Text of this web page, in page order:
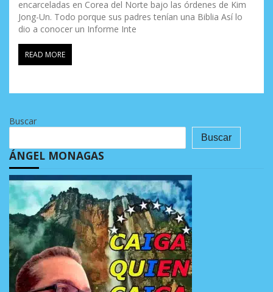
encarceladas en Corea del Norte bajo las órdenes de Kim
Jong-Un. Todo porque sus padres tenían una Biblia Así lo
dio a conocer un Informe Inte
READ MORE
Buscar
Buscar
ÁNGEL MONAGAS